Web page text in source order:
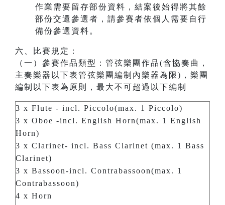
作業需要留存部份資料，結案後始得將其餘
部份交還參選者，請參賽者依個人需要自行
備份參選資料。
六、比賽規定：
（一）參賽作品類型：管弦樂團作品(含協奏曲，
主奏樂器以下表管弦樂團編制內樂器為限)，樂團
編制以下表為原則，最大不可超過以下編制
3 x Flute - incl. Piccolo(max. 1 Piccolo)
3 x Oboe -incl. English Horn(max. 1 English
Horn)
3 x Clarinet- incl. Bass Clarinet (max. 1 Bass
Clarinet)
3 x Bassoon-incl. Contrabassoon(max. 1
Contrabassoon)
4 x Horn